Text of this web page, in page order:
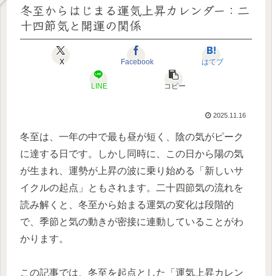
冬至からはじまる運気上昇カレンダー：二
十四節気と開運の関係
X Facebook はてブ
LINE コピー
2025.11.16
冬至は、一年の中で最も昼が短く、陰の気がピーク
に達する日です。しかし同時に、この日から陽の気
が生まれ、運勢が上昇の波に乗り始める「新しいサ
イクルの起点」ともされます。二十四節気の流れを
読み解くと、冬至から始まる運気の変化は段階的
で、季節と気の動きが密接に連動していることがわ
かります。
この記事では、冬至を起点とした「運気上昇カレン